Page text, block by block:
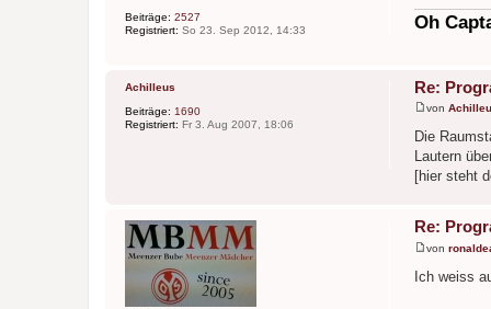
Beiträge: 2527
Registriert: So 23. Sep 2012, 14:33
g
Oh
Achilleus
Beiträge: 1690
Registriert: Fr 3. Aug 2007, 18:06
Re:
e
i
t
r
a
von
Die
Lautern
[hier steht
Re:
e
i
von
Ich weiss